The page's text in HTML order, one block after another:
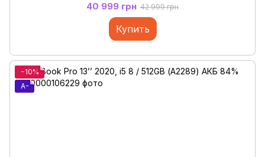
40 999 грн 42 999 грн
Купить
−10%
A-